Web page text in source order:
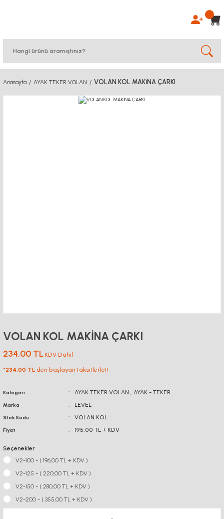
Anasayfa AYAK TEKER VOLAN VOLAN KOL MAKİNA ÇARKI
VOLAN KOL MAKİNA ÇARKI
234,00 TL KDV Dahil
*234,00 TL den başlayan taksitlerle!!
Kategori AYAK TEKER VOLAN , AYAK - TEKER
Marka LEVEL
Stok Kodu VOLAN KOL
Fiyat 195,00 TL + KDV
Seçenekler
V2-100 - ( 196,00 TL + KDV )
V2-125 - ( 220,00 TL + KDV )
V2-150 - ( 280,00 TL + KDV )
V2-200 - ( 355,00 TL + KDV )